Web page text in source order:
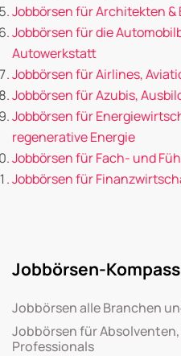
Jobbörsen für Architekten
Jobbörsen für die
Autowerkstatt
Jobbörsen für Airlines,
Jobbörsen für Azubis,
Jobbörsen für
regenerative Energie
Jobbörsen für Fach- und
Jobbörsen für
Jobbörsen-
Jobbörsen alle Branchen
Jobbörsen für
Professionals